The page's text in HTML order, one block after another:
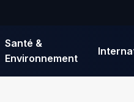
Santé &
Environnement